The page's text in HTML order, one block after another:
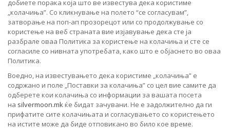
добиете порака која што ве известува дека користиме
„колачиња”. Со кликнување на полето “се согласувам”,
затворање на поп-ап прозорецот или со продолжување со
користење на веб страната вие изјавување дека сте ја
разбрале оваа Политика за користење на колачиња и сте се
согласиле со нивната употребата, како што е објаснето во оваа
Политика.
Воедно, на известувањето дека користиме „колачиња” е
содржано и поле „Поставки за колачињa” со цел вие самите да
одберете кои колачиња со информации за вашата посета
на silvermoon.mk ќе бидат зачувани. Не е задолжително да ги
прифатите сите колачињата и согласувањето со користењето
на истите може да биде отповикано во било кое време.